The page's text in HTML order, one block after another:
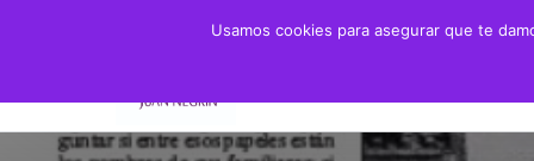
Usamos cookies para asegurar que te